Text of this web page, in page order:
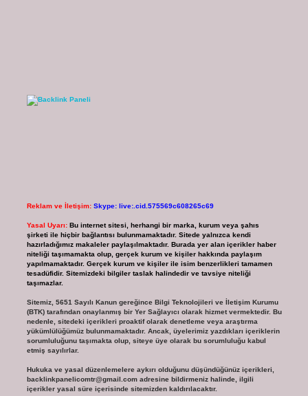
Reklam ve İletişim: Skype: live:.cid.575569c608265c69
Yasal Uyarı: Bu internet sitesi, herhangi bir marka, kurum veya şahıs
şirketi ile hiçbir bağlantısı bulunmamaktadır. Sitede yalnızca kendi
hazırladığımız makaleler paylaşılmaktadır. Burada yer alan içerikler haber
niteliği taşımamakta olup, gerçek kurum ve kişiler hakkında paylaşım
yapılmamaktadır. Gerçek kurum ve kişiler ile isim benzerlikleri tamamen
tesadüfidir. Sitemizdeki bilgiler taslak halindedir ve tavsiye niteliği
taşımazlar.
Sitemiz, 5651 Sayılı Kanun gereğince Bilgi Teknolojileri ve İletişim Kurumu
(BTK) tarafından onaylanmış bir Yer Sağlayıcı olarak hizmet vermektedir. Bu
nedenle, sitedeki içerikleri proaktif olarak denetleme veya araştırma
yükümlülüğümüz bulunmamaktadır. Ancak, üyelerimiz yazdıkları içeriklerin
sorumluluğunu taşımakta olup, siteye üye olarak bu sorumluluğu kabul
etmiş sayılırlar.
Hukuka ve yasal düzenlemelere aykırı olduğunu düşündüğünüz içerikleri,
backlinkpanelicomtr@gmail.comadresine bildirmeniz halinde, ilgili
içerikler yasal süre içerisinde sitemizden kaldırılacaktır.